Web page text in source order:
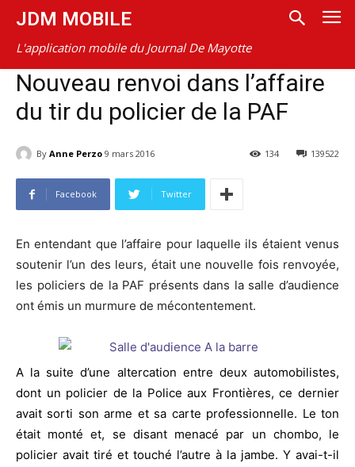
JDM MOBILE
L'application mobile du Journal De Mayotte
Nouveau renvoi dans l’affaire
du tir du policier de la PAF
By Anne Perzo 9 mars 2016 139522
134
Facebook Twitter
En entendant que l’affaire pour laquelle ils étaient venus
soutenir l’un des leurs, était une nouvelle fois renvoyée,
les policiers de la PAF présents dans la salle d’audience
ont émis un murmure de mécontentement.
A la suite d’une altercation entre deux automobilistes,
dont un policier de la Police aux Frontières, ce dernier
avait sorti son arme et sa carte professionnelle. Le ton
était monté et, se disant menacé par un chombo, le
policier avait tiré et touché l’autre à la jambe. Y avai-t-il